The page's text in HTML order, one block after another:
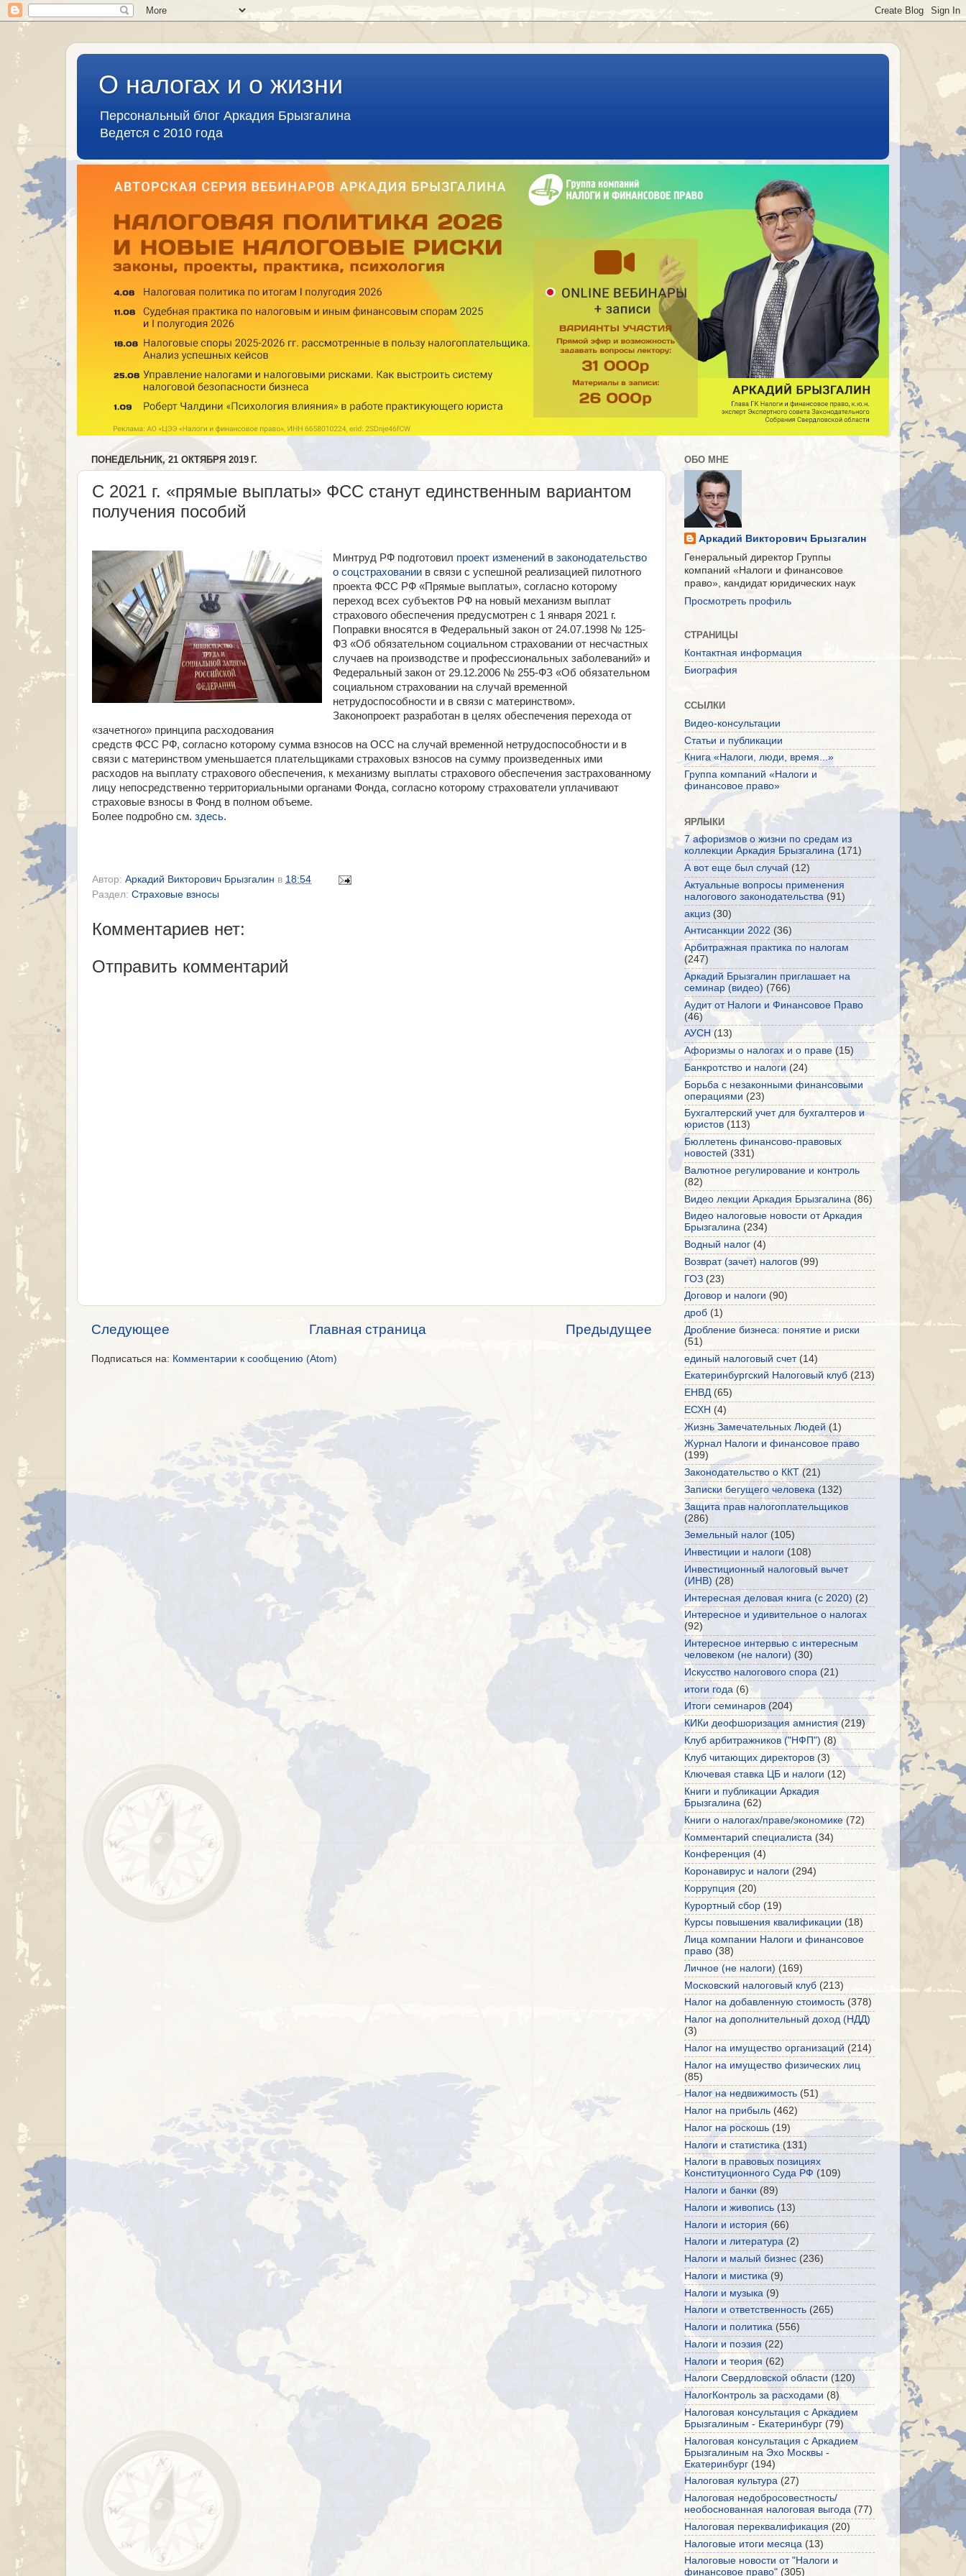
О налогах и о жизни
Персональный блог Аркадия Брызгалина
Ведется с 2010 года
ПОНЕДЕЛЬНИК, 21 ОКТЯБРЯ 2019 Г.
С 2021 г. «прямые выплаты» ФСС станут единственным вариантом
получения пособий
Минтруд РФ подготовил проект изменений в законодательство
о соцстрахованиив связи с успешной реализацией пилотного
проекта ФСС РФ «Прямые выплаты», согласно которому
переход всех субъектов РФ на новый механизм выплат
страхового обеспечения предусмотрен с 1 января 2021 г.
Поправки вносятся в Федеральный закон от 24.07.1998 № 125-
ФЗ «Об обязательном социальном страховании от несчастных
случаев на производстве и профессиональных заболеваний» и
Федеральный закон от 29.12.2006 № 255-ФЗ «Об обязательном
социальном страховании на случай временной
нетрудоспособности и в связи с материнством».
Законопроект разработан в целях обеспечения перехода от
«зачетного» принципа расходования
средств ФСС РФ, согласно которому сумма взносов на ОСС на случай временной нетрудоспособности и в
связи с материнством уменьшается плательщиками страховых взносов на сумму произведенных ими
расходов на выплату страхового обеспечения, к механизму выплаты страхового обеспечения застрахованному
лицу непосредственно территориальными органами Фонда, согласно которому страхователи уплачивают
страховые взносы в Фонд в полном объеме.
Более подробно см. здесь.
Автор: Аркадий Викторович Брызгалин в 18:54
Раздел: Страховые взносы
Комментариев нет:
Отправить комментарий
Следующее Предыдущее
Главная страница
Подписаться на: Комментарии к сообщению (Atom)
ОБО МНЕ
Аркадий Викторович Брызгалин
Генеральный директор Группы
компаний «Налоги и финансовое
право», кандидат юридических наук
Просмотреть профиль
СТРАНИЦЫ
Контактная информация
Биография
ССЫЛКИ
Видео-консультации
Статьи и публикации
Книга «Налоги, люди, время...»
Группа компаний «Налоги и
финансовое право»
ЯРЛЫКИ
7 афоризмов о жизни по средам из
коллекции Аркадия Брызгалина (171)
А вот еще был случай (12)
Актуальные вопросы применения
налогового законодательства (91)
акциз (30)
Антисанкции 2022 (36)
Арбитражная практика по налогам
(247)
Аркадий Брызгалин приглашает на
семинар (видео) (766)
Аудит от Налоги и Финансовое Право
(46)
АУСН (13)
Афоризмы о налогах и о праве (15)
Банкротство и налоги (24)
Борьба с незаконными финансовыми
операциями (23)
Бухгалтерский учет для бухгалтеров и
юристов (113)
Бюллетень финансово-правовых
новостей (331)
Валютное регулирование и контроль
(82)
Видео лекции Аркадия Брызгалина (86)
Видео налоговые новости от Аркадия
Брызгалина (234)
Водный налог (4)
Возврат (зачет) налогов (99)
ГОЗ (23)
Договор и налоги (90)
дроб (1)
Дробление бизнеса: понятие и риски
(51)
единый налоговый счет (14)
Екатеринбургский Налоговый клуб (213)
ЕНВД (65)
ЕСХН (4)
Жизнь Замечательных Людей (1)
Журнал Налоги и финансовое право
(199)
Законодательство о ККТ (21)
Записки бегущего человека (132)
Защита прав налогоплательщиков
(286)
Земельный налог (105)
Инвестиции и налоги (108)
Инвестиционный налоговый вычет
(ИНВ) (28)
Интересная деловая книга (с 2020) (2)
Интересное и удивительное о налогах
(92)
Интересное интервью с интересным
человеком (не налоги) (30)
Искусство налогового спора (21)
итоги года (6)
Итоги семинаров (204)
КИКи деофшоризация амнистия (219)
Клуб арбитражников ("НФП") (8)
Клуб читающих директоров (3)
Ключевая ставка ЦБ и налоги (12)
Книги и публикации Аркадия
Брызгалина (62)
Книги о налогах/праве/экономике (72)
Комментарий специалиста (34)
Конференция (4)
Коронавирус и налоги (294)
Коррупция (20)
Курортный сбор (19)
Курсы повышения квалификации (18)
Лица компании Налоги и финансовое
право (38)
Личное (не налоги) (169)
Московский налоговый клуб (213)
Налог на добавленную стоимость (378)
Налог на дополнительный доход (НДД)
(3)
Налог на имущество организаций (214)
Налог на имущество физических лиц
(85)
Налог на недвижимость (51)
Налог на прибыль (462)
Налог на роскошь (19)
Налоги и статистика (131)
Налоги в правовых позициях
Конституционного Суда РФ (109)
Налоги и банки (89)
Налоги и живопись (13)
Налоги и история (66)
Налоги и литература (2)
Налоги и малый бизнес (236)
Налоги и мистика (9)
Налоги и музыка (9)
Налоги и ответственность (265)
Налоги и политика (556)
Налоги и поэзия (22)
Налоги и теория (62)
Налоги Свердловской области (120)
НалогКонтроль за расходами (8)
Налоговая консультация с Аркадием
Брызгалиным - Екатеринбург (79)
Налоговая консультация с Аркадием
Брызгалиным на Эхо Москвы -
Екатеринбург (194)
Налоговая культура (27)
Налоговая недобросовестность/
необоснованная налоговая выгода (77)
Налоговая переквалификация (20)
Налоговые итоги месяца (13)
Налоговые новости от "Налоги и
финансовое право" (305)